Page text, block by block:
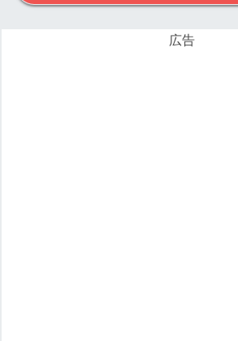
広告